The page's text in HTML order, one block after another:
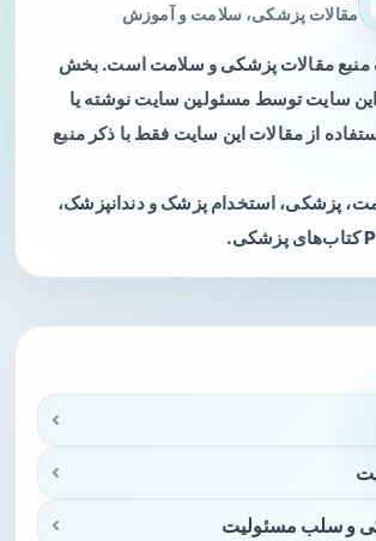
مقالات پزشکی، سلامت و آموزش
مقالات پزشکی و سلامت است. بخش
این سایت توسط مسئولین سایت نوشته یا
از مقالات این سایت فقط با ذکر منبع
پزشکی، استخدام پزشک و دندانپزشک،
و سلب مسئولیت